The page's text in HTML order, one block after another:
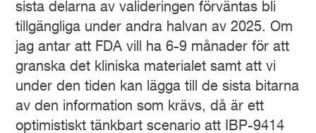
sista delarna av valideringen förväntas bli
tillgängliga under andra halvan av 2025. Om
jag antar att FDA vill ha 6-9 månader för att
granska det kliniska materialet samt att vi
under den tiden kan lägga till de sista bitarna
av den information som krävs, då är ett
optimistiskt tänkbart scenario att IBP-9414